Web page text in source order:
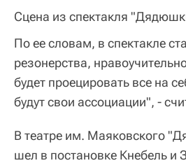
Сцена из спектакля
По ее словам, в спектакле
резонерства,
будет проецировать все на
будут свои ассоциации", -
В театре им. Маяковского
шел в постановке Кнебель и